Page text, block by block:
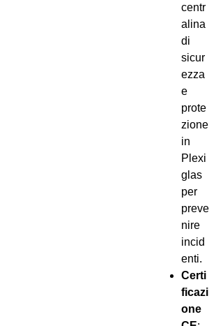
centr
alina
di
sicur
ezza
e
prote
zione
in
Plexi
glas
per
preve
nire
incid
enti.
Certi
ficazi
one